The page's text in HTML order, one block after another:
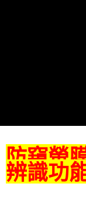
防窺螢
辨識功